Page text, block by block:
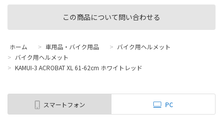
この商品について問い合わせる
ホーム > 車用品・バイク用品 > バイク用ヘルメット
> バイク用ヘルメット
> KAMUI-3 ACROBAT XL 61-62cm ホワイトレッド
スマートフォン PC